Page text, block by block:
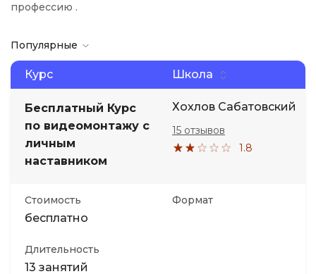
профессию .
Популярные
Курс Школа
Бесплатный Курс
по видеомонтажу с
личным
наставником
Хохлов Сабатовский
1.8
15 отзывов
Стоимость
бесплатно
Формат
Длительность
13 занятий